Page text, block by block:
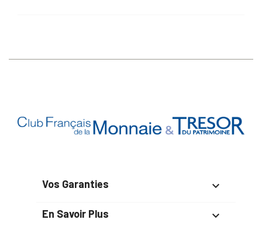
Vos Garanties 
En Savoir Plus 